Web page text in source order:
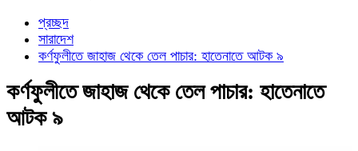
প্রচ্ছদ
সারাদেশ
​কর্ণফুলীতে জাহাজ থেকে তেল পাচার: হাতেনাতে আটক ৯
​কর্ণফুলীতে জাহাজ থেকে তেল পাচার: হাতেনাতে
আটক ৯